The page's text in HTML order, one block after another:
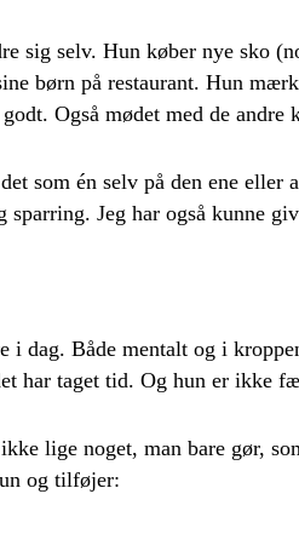
sig selv. Hun køber nye sko
børn på restaurant. Hun
Også mødet med de
som én selv på den ene
sparring. Jeg har også kunne
i dag. Både mentalt og i
har taget tid. Og hun er ikke
lige noget, man bare gør,
og tilføjer: